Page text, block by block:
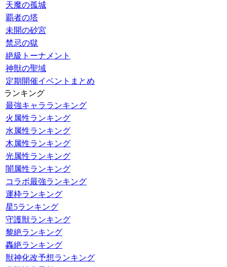
天魔の孤城
覇者の塔
未開の砂宮
禁忌の獄
絶級トーナメント
神獣の聖域
定期開催イベントまとめ
ランキング
最強キャラランキング
火属性ランキング
水属性ランキング
木属性ランキング
光属性ランキング
闇属性ランキング
コラボ最強ランキング
運枠ランキング
星5ランキング
守護獣ランキング
黎絶ランキング
轟絶ランキング
獣神化改予想ランキング